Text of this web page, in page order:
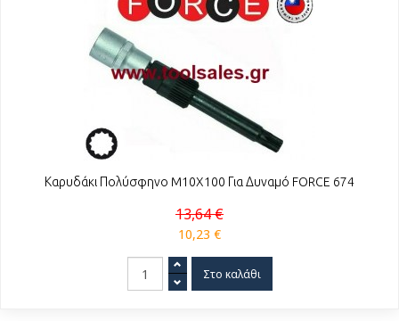
Καρυδάκι Πολύσφηνο M10X100 Για Δυναμό FORCE 674
13,64 €
10,23 €